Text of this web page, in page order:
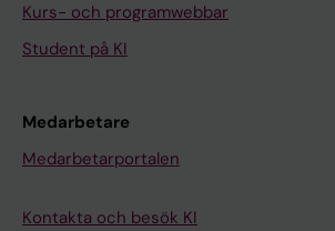
Kurs- och programwebbar
Student på KI
Medarbetare
Medarbetarportalen
Kontakta och besök KI